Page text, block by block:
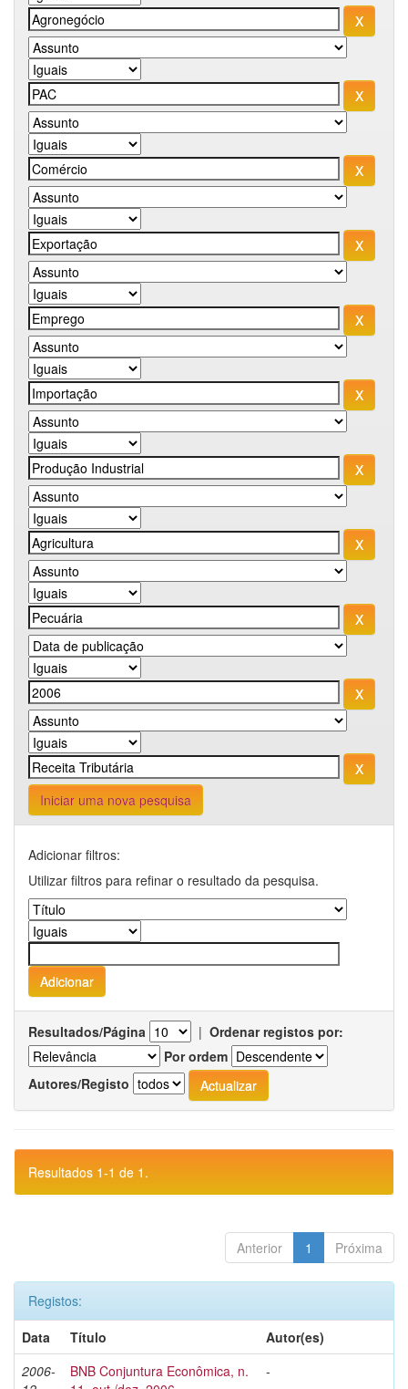
Iniciar uma nova pesquisa
Adicionar filtros:
Utilizar filtros para refinar o resultado da pesquisa.
Resultados/Página | Ordenar registos por:
Por ordem
Autores/Registo
Resultados 1-1 de 1.
Anterior 1 Próxima
Registos:
Data
Título
Autor(es)
2006-
BNB Conjuntura Econômica, n.
-